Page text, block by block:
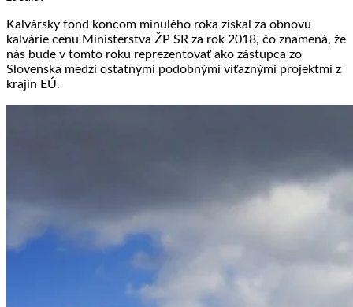
Kalvársky fond koncom minulého roka získal za obnovu
kalvárie cenu Ministerstva ŽP SR za rok 2018, čo znamená, že
nás bude v tomto roku reprezentovať ako zástupca zo
Slovenska medzi ostatnými podobnými víťaznými projektmi z
krajín EÚ.